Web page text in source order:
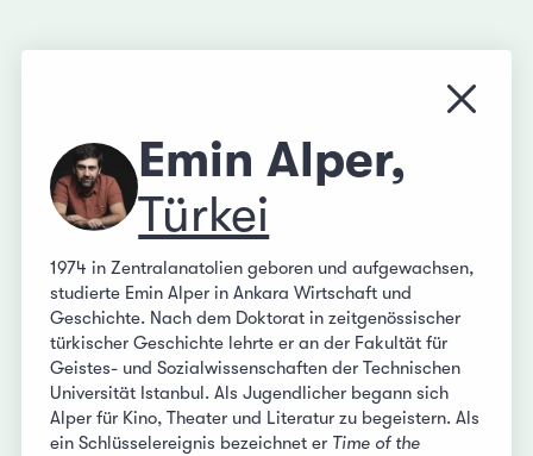
Menü
Emin Alper,
Türkei
1974 in Zentralanatolien geboren und aufgewachsen,
studierte Emin Alper in Ankara Wirtschaft und
Geschichte. Nach dem Doktorat in zeitgenössischer
türkischer Geschichte lehrte er an der Fakultät für
Geistes- und Sozialwissenschaften der Technischen
Universität Istanbul. Als Jugendlicher begann sich
Alper für Kino, Theater und Literatur zu begeistern. Als
ein Schlüsselereignis bezeichnet er Time of the